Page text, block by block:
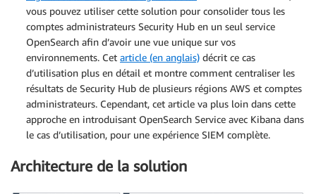
vous pouvez utiliser cette solution pour consolider tous les
comptes administrateurs Security Hub en un seul service
OpenSearch afin d’avoir une vue unique sur vos
environnements. Cet article (en anglais) décrit ce cas
d’utilisation plus en détail et montre comment centraliser les
résultats de Security Hub de plusieurs régions AWS et comptes
administrateurs. Cependant, cet article va plus loin dans cette
approche en introduisant OpenSearch Service avec Kibana dans
le cas d’utilisation, pour une expérience SIEM complète.
Architecture de la solution